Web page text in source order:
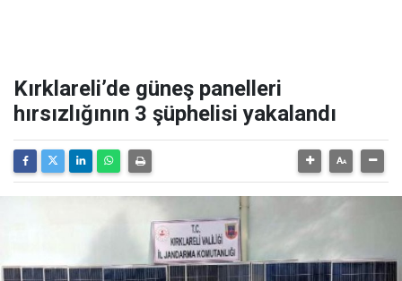
Kırklareli’de güneş panelleri
hırsızlığının 3 şüphelisi yakalandı